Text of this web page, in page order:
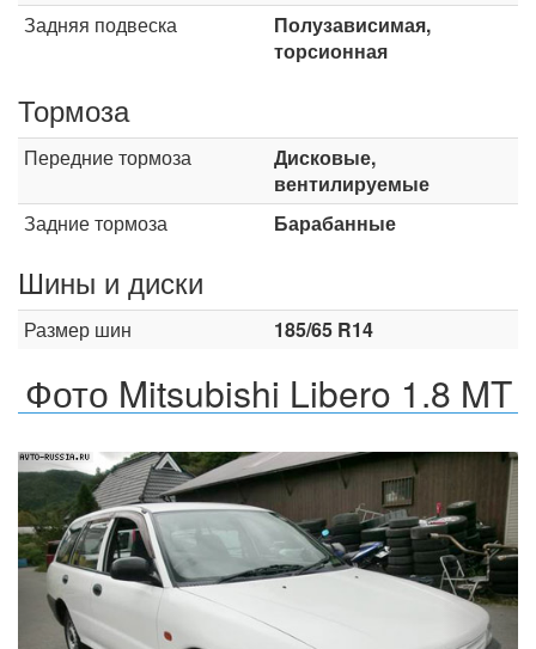
Задняя подвеска
Полузависимая,
торсионная
Тормоза
Передние тормоза
Дисковые,
вентилируемые
Задние тормоза
Барабанные
Шины и диски
Размер шин 185/65 R14
Фото Mitsubishi Libero 1.8 MT
Назад